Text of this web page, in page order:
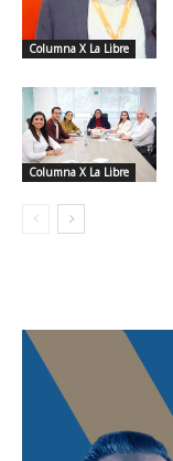
Columna X La Libre
Columna X La Libre